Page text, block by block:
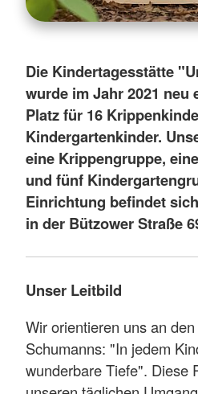
Die Kindertagesstätte
wurde im Jahr 2021 neu
Platz für 16
Kindergartenkinder.
eine Krippengruppe,
und fünf
Einrichtung befindet
in der Bützower Straße
Unser Leitbild
Wir orientieren uns an
Schumanns: "In jedem
wunderbare Tiefe". Diese